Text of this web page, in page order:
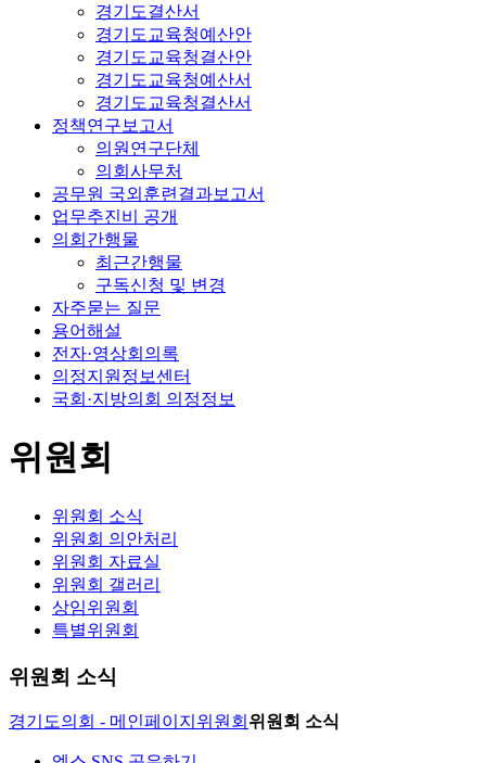
경기도결산서
경기도교육청예산안
경기도교육청결산안
경기도교육청예산서
경기도교육청결산서
정책연구보고서
의원연구단체
의회사무처
공무원 국외훈련결과보고서
업무추진비 공개
의회간행물
최근간행물
구독신청 및 변경
자주묻는 질문
용어해설
전자·영상회의록
의정지원정보센터
국회·지방의회 의정정보
위원회
위원회 소식
위원회 의안처리
위원회 자료실
위원회 갤러리
상임위원회
특별위원회
위원회 소식
경기도의회 - 메인페이지 위원회 위원회 소식